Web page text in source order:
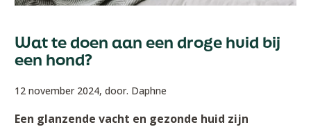
Wat te doen aan een droge huid bij
een hond?
12 november 2024, door. Daphne
Een glanzende vacht en gezonde huid zijn